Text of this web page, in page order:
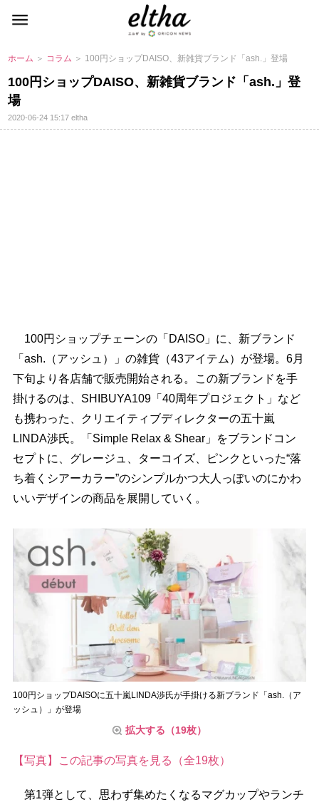
ホーム ＞ コラム ＞ 100円ショップDAISO、新雑貨ブランド「ash.」登場
100円ショップDAISO、新雑貨ブランド「ash.」登
場
2020-06-24 15:17eltha
100円ショップチェーンの「DAISO」に、新ブランド
「ash.（アッシュ）」の雑貨（43アイテム）が登場。6月
下旬より各店舗で販売開始される。この新ブランドを手
掛けるのは、SHIBUYA109「40周年プロジェクト」など
も携わった、クリエイティブディレクターの五十嵐
LINDA渉氏。「Simple Relax & Shear」をブランドコン
セプトに、グレージュ、ターコイズ、ピンクといった“落
ち着くシアーカラー”のシンプルかつ大人っぽいのにかわ
いいデザインの商品を展開していく。
100円ショップDAISOに五十嵐LINDA渉氏が手掛ける新ブランド「ash.（ア
ッシュ）」が登場
拡大する（19枚）
【写真】この記事の写真を見る（全19枚）
第1弾として、思わず集めたくなるマグカップやランチ